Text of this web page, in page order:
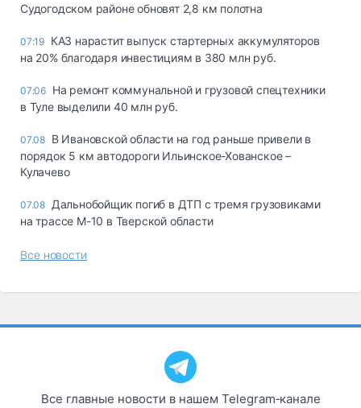
Судогодском районе обновят 2,8 км полотна
07:19 КАЗ нарастит выпуск стартерных аккумуляторов
на 20% благодаря инвестициям в 380 млн руб.
07:06 На ремонт коммунальной и грузовой спецтехники
в Туле выделили 40 млн руб.
07.08 В Ивановской области на год раньше привели в
порядок 5 км автодороги Ильинское-Хованское –
Кулачево
07.08 Дальнобойщик погиб в ДТП с тремя грузовиками
на трассе М-10 в Тверской области
Все новости
Все главные новости в нашем Telegram‑канале